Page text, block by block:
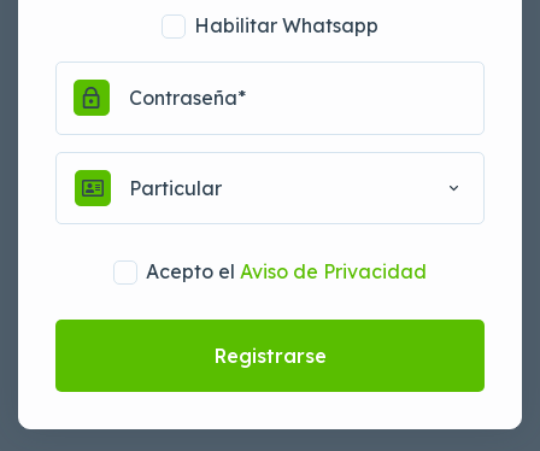
Habilitar Whatsapp
Particular
Acepto el Aviso de Privacidad
Registrarse